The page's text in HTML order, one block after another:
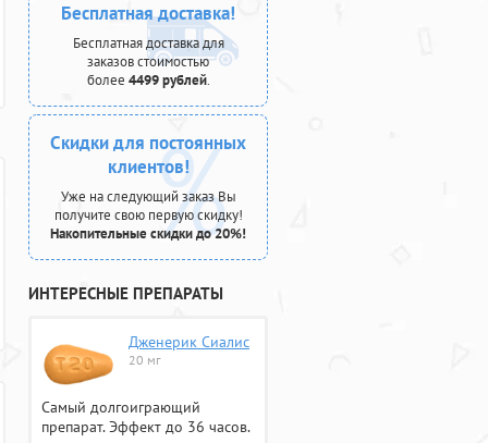
Бесплатная доставка!
Бесплатная доставка для
заказов стоимостью
более 4499 рублей.
Скидки для постоянных
клиентов!
Уже на следующий заказ Вы
получите свою первую скидку!
Накопительные скидки до 20%!
ИНТЕРЕСНЫЕ ПРЕПАРАТЫ
Дженерик Сиалис
20 мг
Самый долгоиграющий
препарат. Эффект до 36 часов.